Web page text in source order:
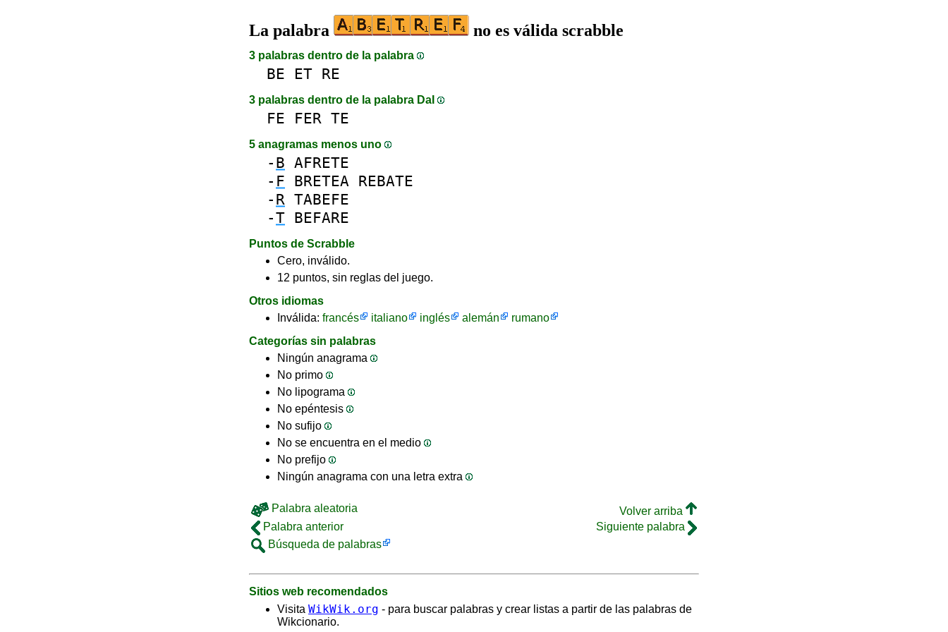
La palabra no es válida scrabble
3 palabras dentro de la palabra
BE ET RE
3 palabras dentro de la palabra DaI
FE FER TE
5 anagramas menos uno
- B AFRETE
- F BRETEA REBATE
- R TABEFE
-T BEFARE
Puntos de Scrabble
Cero, inválido.
12 puntos, sin reglas del juego.
Otros idiomas
Inválida: francés italiano inglés alemán
rumano
Categorías sin palabras
Ningún anagrama
No primo
No lipograma
No epéntesis
No sufijo
No se encuentra en el medio
No prefijo
Ningún anagrama con una letra extra
Palabra aleatoria
Volver arriba
Palabra anterior
Siguiente palabra
Búsqueda de palabras
Sitios web recomendados
Visita WikWik.org - para buscar palabras y crear listas a partir de las palabras de
Wikcionario.